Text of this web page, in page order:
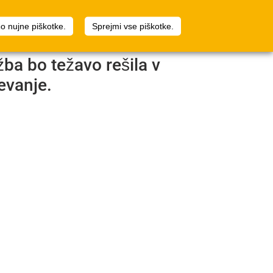
nujne piškotke.
Sprejmi vse piškotke.
prostora Prijava
bo težavo rešila v